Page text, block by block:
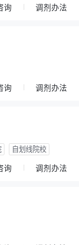
询 调剂办法
询 调剂办法
自划线院校
询 调剂办法